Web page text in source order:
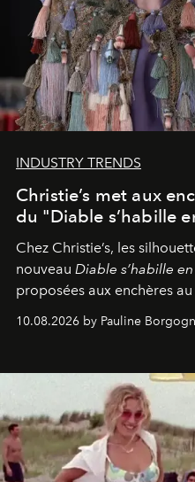
INDUSTRY TRENDS
Christie’s met aux
du "Diable s’habille
Chez Christie’s, les
nouveau Diable s’habille
proposées aux enchères
engagées pour la presse et
10.08.2026 by Pauline